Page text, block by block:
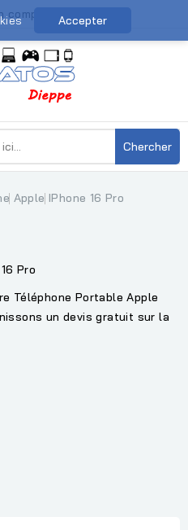
compte
Chercher
Apple IPhone 16 Pro
Pro
Téléphone Portable Apple
un devis gratuit sur la
Accepter